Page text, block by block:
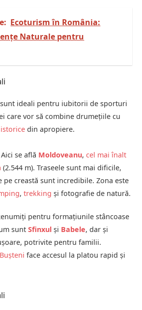
Ecoturism în România:
Naturale pentru
ideali pentru iubitorii de sporturi
care vor să combine drumețiile cu
din apropiere.
Aici se află Moldoveanu, cel mai înalt
(2.544 m). Traseele sunt mai dificile,
pe creastă sunt incredibile. Zona este
, trekking și fotografie de natură.
pentru formațiunile stâncoase
sunt Sfinxul și Babele, dar și
potrivite pentru familii.
Bușteni face accesul la platou rapid și